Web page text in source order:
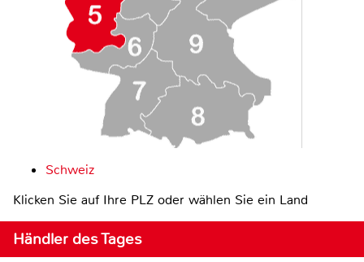
Schweiz
Klicken Sie auf Ihre PLZ oder wählen Sie ein Land
Händler des Tages